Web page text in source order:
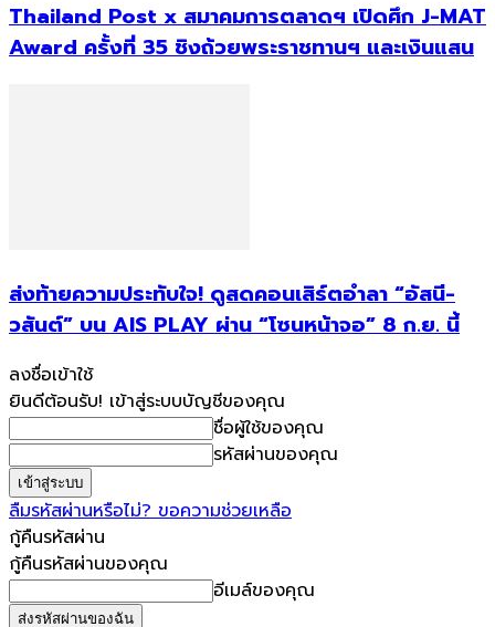
Thailand Post x สมาคมการตลาดฯ เปิดศึก J-MAT
Award ครั้งที่ 35 ชิงถ้วยพระราชทานฯ และเงินแสน
ส่งท้ายความประทับใจ! ดูสดคอนเสิร์ตอำลา “อัสนี-
วสันต์” บน AIS PLAY ผ่าน “โซนหน้าจอ” 8 ก.ย. นี้
ลงชื่อเข้าใช้
ยินดีต้อนรับ! เข้าสู่ระบบบัญชีของคุณ
ชื่อผู้ใช้ของคุณ
รหัสผ่านของคุณ
ลืมรหัสผ่านหรือไม่? ขอความช่วยเหลือ
กู้คืนรหัสผ่าน
กู้คืนรหัสผ่านของคุณ
อีเมล์ของคุณ